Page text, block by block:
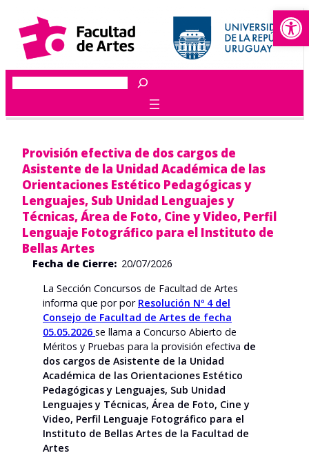
contenido
Buscar
Provisión efectiva de dos cargos de
Asistente de la Unidad Académica de las
Orientaciones Estético Pedagógicas y
Lenguajes, Sub Unidad Lenguajes y
Técnicas, Área de Foto, Cine y Video, Perfil
Lenguaje Fotográfico para el Instituto de
Bellas Artes
Fecha de Cierre: 20/07/2026
La Sección Concursos de Facultad de Artes
informa que por por Resolución Nº 4 del
Consejo de Facultad de Artes de fecha
05.05.2026 se llama a Concurso Abierto de
Méritos y Pruebas para la provisión efectiva de
dos cargos de Asistente de la Unidad
Académica de las Orientaciones Estético
Pedagógicas y Lenguajes, Sub Unidad
Lenguajes y Técnicas, Área de Foto, Cine y
Video, Perfil Lenguaje Fotográfico para el
Instituto de Bellas Artes de la Facultad de
Artes